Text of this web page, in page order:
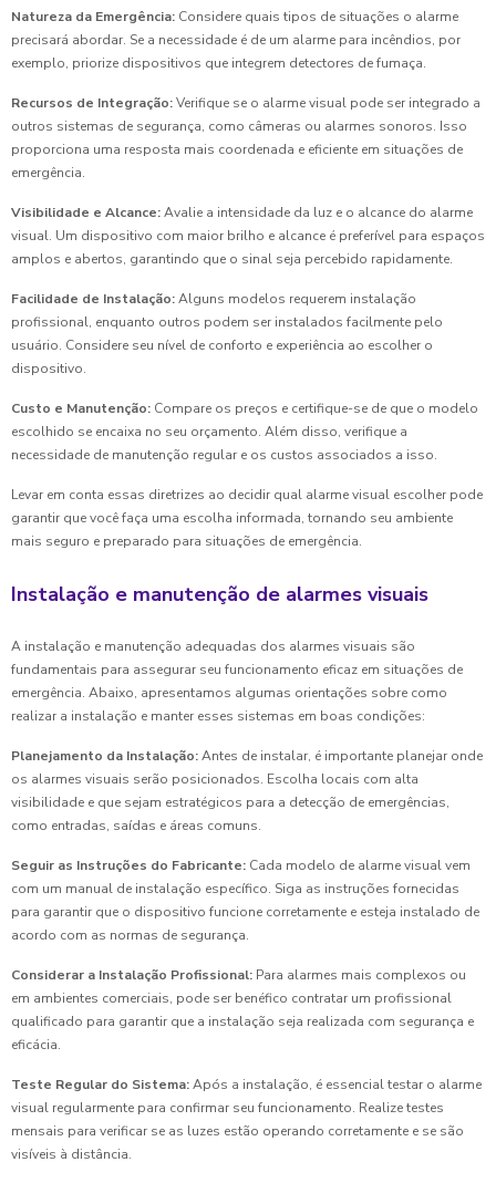
Natureza da Emergência: Considere quais tipos de situações o alarme
precisará abordar. Se a necessidade é de um alarme para incêndios, por
exemplo, priorize dispositivos que integrem detectores de fumaça.
Recursos de Integração:Verifique se o alarme visual pode ser integrado a
outros sistemas de segurança, como câmeras ou alarmes sonoros. Isso
proporciona uma resposta mais coordenada e eficiente em situações de
emergência.
Visibilidade e Alcance:Avalie a intensidade da luz e o alcance do alarme
visual. Um dispositivo com maior brilho e alcance é preferível para espaços
amplos e abertos, garantindo que o sinal seja percebido rapidamente.
Facilidade de Instalação:Alguns modelos requerem instalação
profissional, enquanto outros podem ser instalados facilmente pelo
usuário. Considere seu nível de conforto e experiência ao escolher o
dispositivo.
Custo e Manutenção: Compare os preços e certifique-se de que o modelo
escolhido se encaixa no seu orçamento. Além disso, verifique a
necessidade de manutenção regular e os custos associados a isso.
Levar em conta essas diretrizes ao decidir qual alarme visual escolher pode
garantir que você faça uma escolha informada, tornando seu ambiente
mais seguro e preparado para situações de emergência.
Instalação e manutenção de alarmes visuais
A instalação e manutenção adequadas dos alarmes visuais são
fundamentais para assegurar seu funcionamento eficaz em situações de
emergência. Abaixo, apresentamos algumas orientações sobre como
realizar a instalação e manter esses sistemas em boas condições:
Planejamento da Instalação:Antes de instalar, é importante planejar onde
os alarmes visuais serão posicionados. Escolha locais com alta
visibilidade e que sejam estratégicos para a detecção de emergências,
como entradas, saídas e áreas comuns.
Seguir as Instruções do Fabricante: Cada modelo de alarme visual vem
com um manual de instalação específico. Siga as instruções fornecidas
para garantir que o dispositivo funcione corretamente e esteja instalado de
acordo com as normas de segurança.
Considerar a Instalação Profissional: Para alarmes mais complexos ou
em ambientes comerciais, pode ser benéfico contratar um profissional
qualificado para garantir que a instalação seja realizada com segurança e
eficácia.
Teste Regular do Sistema:Após a instalação, é essencial testar o alarme
visual regularmente para confirmar seu funcionamento. Realize testes
mensais para verificar se as luzes estão operando corretamente e se são
visíveis à distância.